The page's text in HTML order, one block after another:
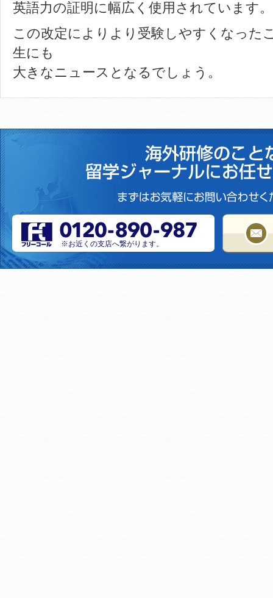
英語力の証明に幅広く使用されています。
この改定によりより受験しやすくなった
生にも
大きなニュースとなるでしょう。
※お近くの支店へ繋がります。